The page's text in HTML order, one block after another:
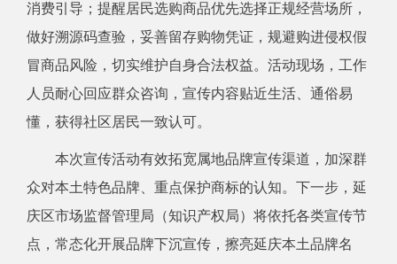
消费引导；提醒居民选购商品优先选择正规经营场所，
做好溯源码查验，妥善留存购物凭证，规避购进侵权假
冒商品风险，切实维护自身合法权益。活动现场，工作
人员耐心回应群众咨询，宣传内容贴近生活、通俗易
懂，获得社区居民一致认可。
本次宣传活动有效拓宽属地品牌宣传渠道，加深群
众对本土特色品牌、重点保护商标的认知。下一步，延
庆区市场监督管理局（知识产权局）将依托各类宣传节
点，常态化开展品牌下沉宣传，擦亮延庆本土品牌名